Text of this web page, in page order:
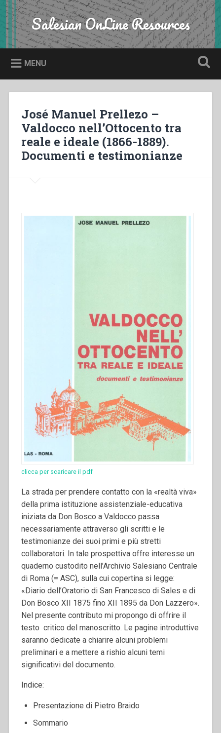
Skip
to
content
Search Salesian OnLine Resources
MENU
José Manuel Prellezo –
Valdocco nell’Ottocento tra
reale e ideale (1866-1889).
Documenti e testimonianze
clicca per scaricare il pdf
La strada per prendere contatto con la «realtà viva»
della prima istituzione assistenziale-educativa
iniziata da Don Bosco a Valdocco passa
necessariamente attraverso gli scritti e le
testimonianze dei suoi primi e più stretti
collaboratori. In tale prospettiva offre interesse un
quaderno custodito nell’Archivio Salesiano Centrale
di Roma (= ASC), sulla cui copertina si legge:
«Diario dell’Oratorio di San Francesco di Sales e di
Don Bosco XII 1875 fino XII 1895 da Don Lazzero».
Nel presente contributo mi propongo di offrire il
testo critico del manoscritto. Le pagine introduttive
saranno dedicate a chiarire alcuni problemi
preliminari e a mettere a rishio alcuni temi
significativi del documento.
Indice:
Presentazione di Pietro Braido
Sommario